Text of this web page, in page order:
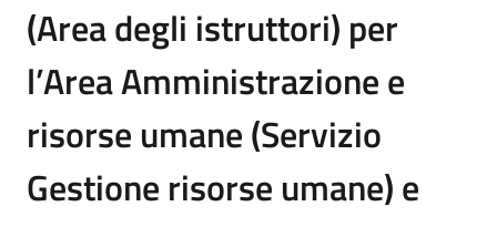
(Area degli istruttori) per
l’Area Amministrazione e
risorse umane (Servizio
Gestione risorse umane) e